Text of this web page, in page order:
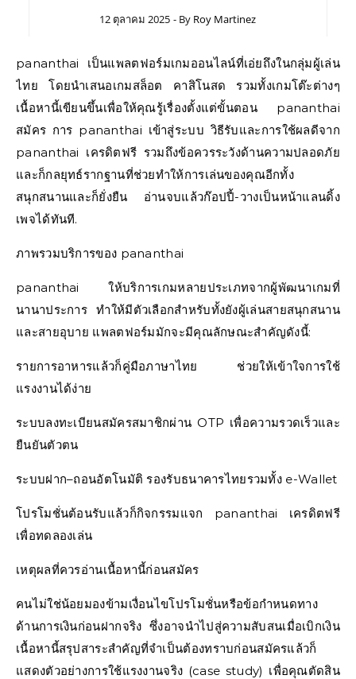
12 ตุลาคม 2025 - By Roy Martinez
pananthai เป็นแพลตฟอร์มเกมออนไลน์ที่เอ่ยถึงในกลุ่มผู้เล่น
ไทย โดยนำเสนอเกมสล็อต คาสิโนสด รวมทั้งเกมโต๊ะต่างๆ
เนื้อหานี้เขียนขึ้นเพื่อให้คุณรู้เรื่องตั้งแต่ขั้นตอน pananthai
สมัคร การ pananthai เข้าสู่ระบบ วิธีรับและการใช้ผลดีจาก
pananthai เครดิตฟรี รวมถึงข้อควรระวังด้านความปลอดภัย
และก็กลยุทธ์รากฐานที่ช่วยทำให้การเล่นของคุณอีกทั้ง
สนุกสนานและก็ยั่งยืน อ่านจบแล้วก๊อปปี้-วางเป็นหน้าแลนดิ้ง
เพจได้ทันที.
ภาพรวมบริการของ pananthai
pananthai ให้บริการเกมหลายประเภทจากผู้พัฒนาเกมที่
นานาประการ ทำให้มีตัวเลือกสำหรับทั้งยังผู้เล่นสายสนุกสนาน
และสายอุบาย แพลตฟอร์มมักจะมีคุณลักษณะสำคัญดังนี้:
รายการอาหารแล้วก็คู่มือภาษาไทย ช่วยให้เข้าใจการใช้
แรงงานได้ง่าย
ระบบลงทะเบียนสมัครสมาชิกผ่าน OTP เพื่อความรวดเร็วและ
ยืนยันตัวตน
ระบบฝาก–ถอนอัตโนมัติ รองรับธนาคารไทยรวมทั้ง e-Wallet
โปรโมชั่นต้อนรับแล้วก็กิจกรรมแจก pananthai เครดิตฟรี
เพื่อทดลองเล่น
เหตุผลที่ควรอ่านเนื้อหานี้ก่อนสมัคร
คนไม่ใช่น้อยมองข้ามเงื่อนไขโปรโมชั่นหรือข้อกำหนดทาง
ด้านการเงินก่อนฝากจริง ซึ่งอาจนำไปสู่ความสับสนเมื่อเบิกเงิน
เนื้อหานี้สรุปสาระสำคัญที่จำเป็นต้องทราบก่อนสมัครแล้วก็
แสดงตัวอย่างการใช้แรงงานจริง (case study) เพื่อคุณตัดสิน